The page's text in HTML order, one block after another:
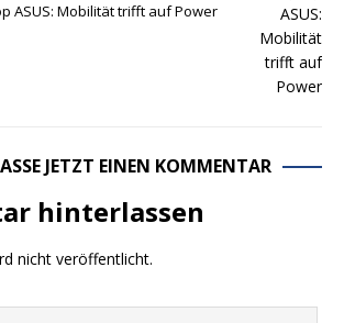
ASUS: Mobilität trifft auf Power
JETZT EINEN KOMMENTAR
hinterlassen
nicht veröffentlicht.